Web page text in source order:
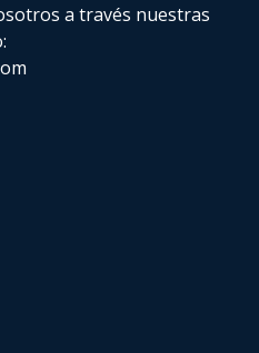
a través nuestras